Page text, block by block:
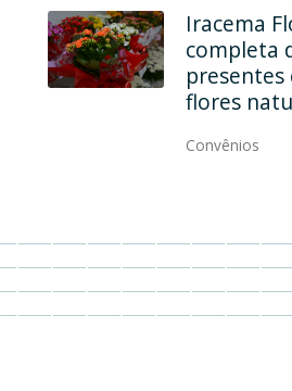
Em dois
Maria
Convênios